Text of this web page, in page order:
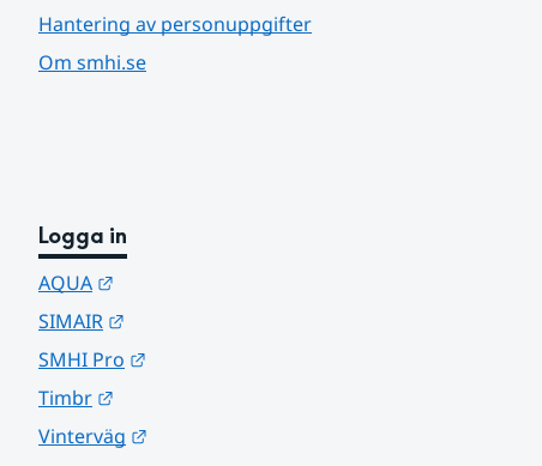
Hantering av personuppgifter
Om smhi.se
Logga in
AQUA
SIMAIR
SMHI Pro
Timbr
Vinterväg